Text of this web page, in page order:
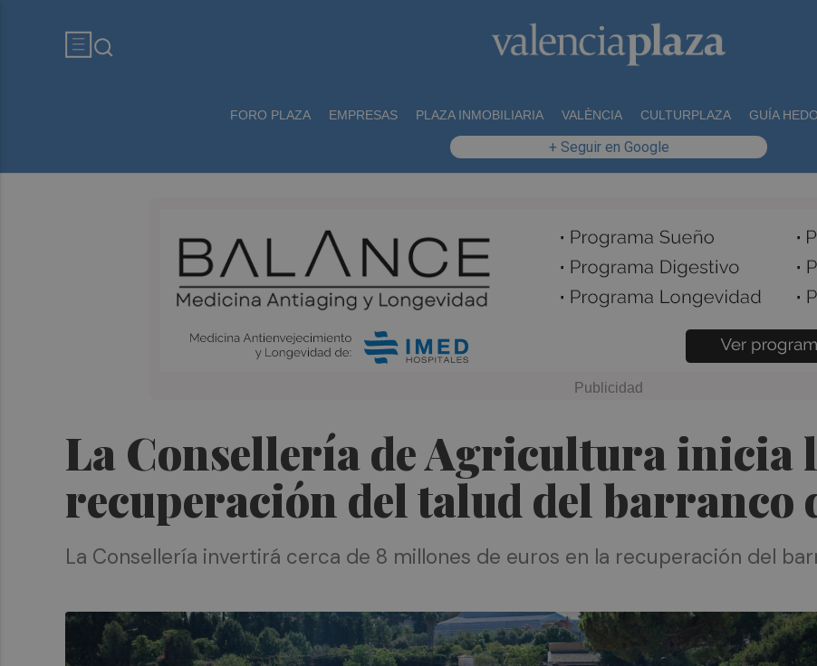
FORO PLAZA EMPRESAS PLAZA INMOBILIARIA VALÈNCIA CULTURPLAZA GUÍA
+ Seguir en Google
La Consellería de Agricultura inicia
recuperación del talud del barranco
La Consellería invertirá cerca de 8 millones de euros en la recuperación del